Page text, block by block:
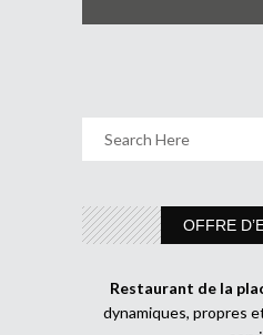
OFFRE
Restaurant de la
dynamiques, propres